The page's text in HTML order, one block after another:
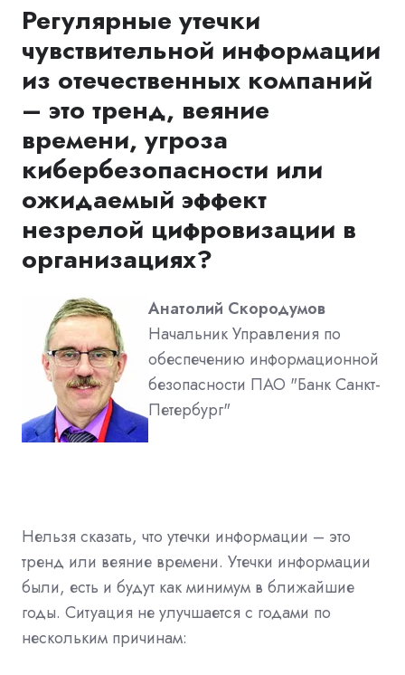
Регулярные утечки
чувствительной информации
из отечественных компаний
– это тренд, веяние
времени, угроза
кибербезопасности или
ожидаемый эффект
незрелой цифровизации в
организациях?
Анатолий Скородумов
Начальник Управления по
обеспечению информационной
безопасности ПАО "Банк Санкт-
Петербург"
Нельзя сказать, что утечки информации – это
тренд или веяние времени. Утечки информации
были, есть и будут как минимум в ближайшие
годы. Ситуация не улучшается с годами по
нескольким причинам: